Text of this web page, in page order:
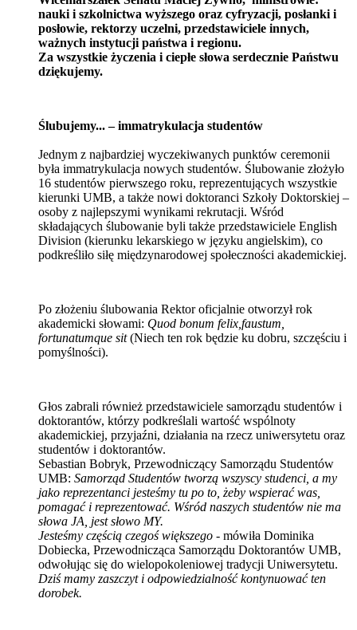
nauki i szkolnictwa wyższego oraz cyfryzacji, posłanki i
posłowie, rektorzy uczelni, przedstawiciele innych,
ważnych instytucji państwa i regionu.
Za wszystkie życzenia i ciepłe słowa serdecznie Państwu
dziękujemy.
Ślubujemy... – immatrykulacja studentów
Jednym z najbardziej wyczekiwanych punktów ceremonii
była immatrykulacja nowych studentów. Ślubowanie złożyło
16 studentów pierwszego roku, reprezentujących wszystkie
kierunki UMB, a także nowi doktoranci Szkoły Doktorskiej –
osoby z najlepszymi wynikami rekrutacji. Wśród
składających ślubowanie byli także przedstawiciele English
Division (kierunku lekarskiego w języku angielskim), co
podkreśliło siłę międzynarodowej społeczności akademickiej.
Po złożeniu ślubowania Rektor oficjalnie otworzył rok
akademicki słowami: Quod bonum felix,faustum,
fortunatumque sit(Niech ten rok będzie ku dobru, szczęściu i
pomyślności).
Głos zabrali również przedstawiciele samorządu studentów i
doktorantów, którzy podkreślali wartość wspólnoty
akademickiej, przyjaźni, działania na rzecz uniwersytetu oraz
studentów i doktorantów.
Sebastian Bobryk, Przewodniczący Samorządu Studentów
UMB: Samorząd Studentów tworzą wszyscy studenci, a my
jako reprezentanci jesteśmy tu po to, żeby wspierać was,
pomagać i reprezentować. Wśród naszych studentów nie ma
słowa JA, jest słowo MY.
Jesteśmy częścią czegoś większego - mówiła Dominika
Dobiecka, Przewodnicząca Samorządu Doktorantów UMB,
odwołując się do wielopokoleniowej tradycji Uniwersytetu.
Dziś mamy zaszczyt i odpowiedzialność kontynuować ten
dorobek.